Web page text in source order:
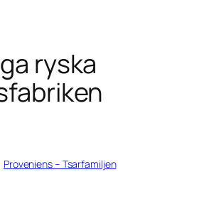
ryska
Proveniens – Tsarfamiljen